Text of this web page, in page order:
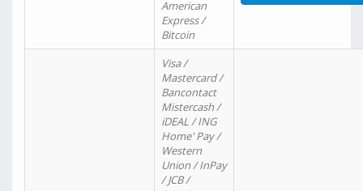
American
Express /
Bitcoin
Visa /
Mastercard /
Bancontact
Mistercash /
iDEAL / ING
Home' Pay /
Western
Union / InPay
/ JCB /